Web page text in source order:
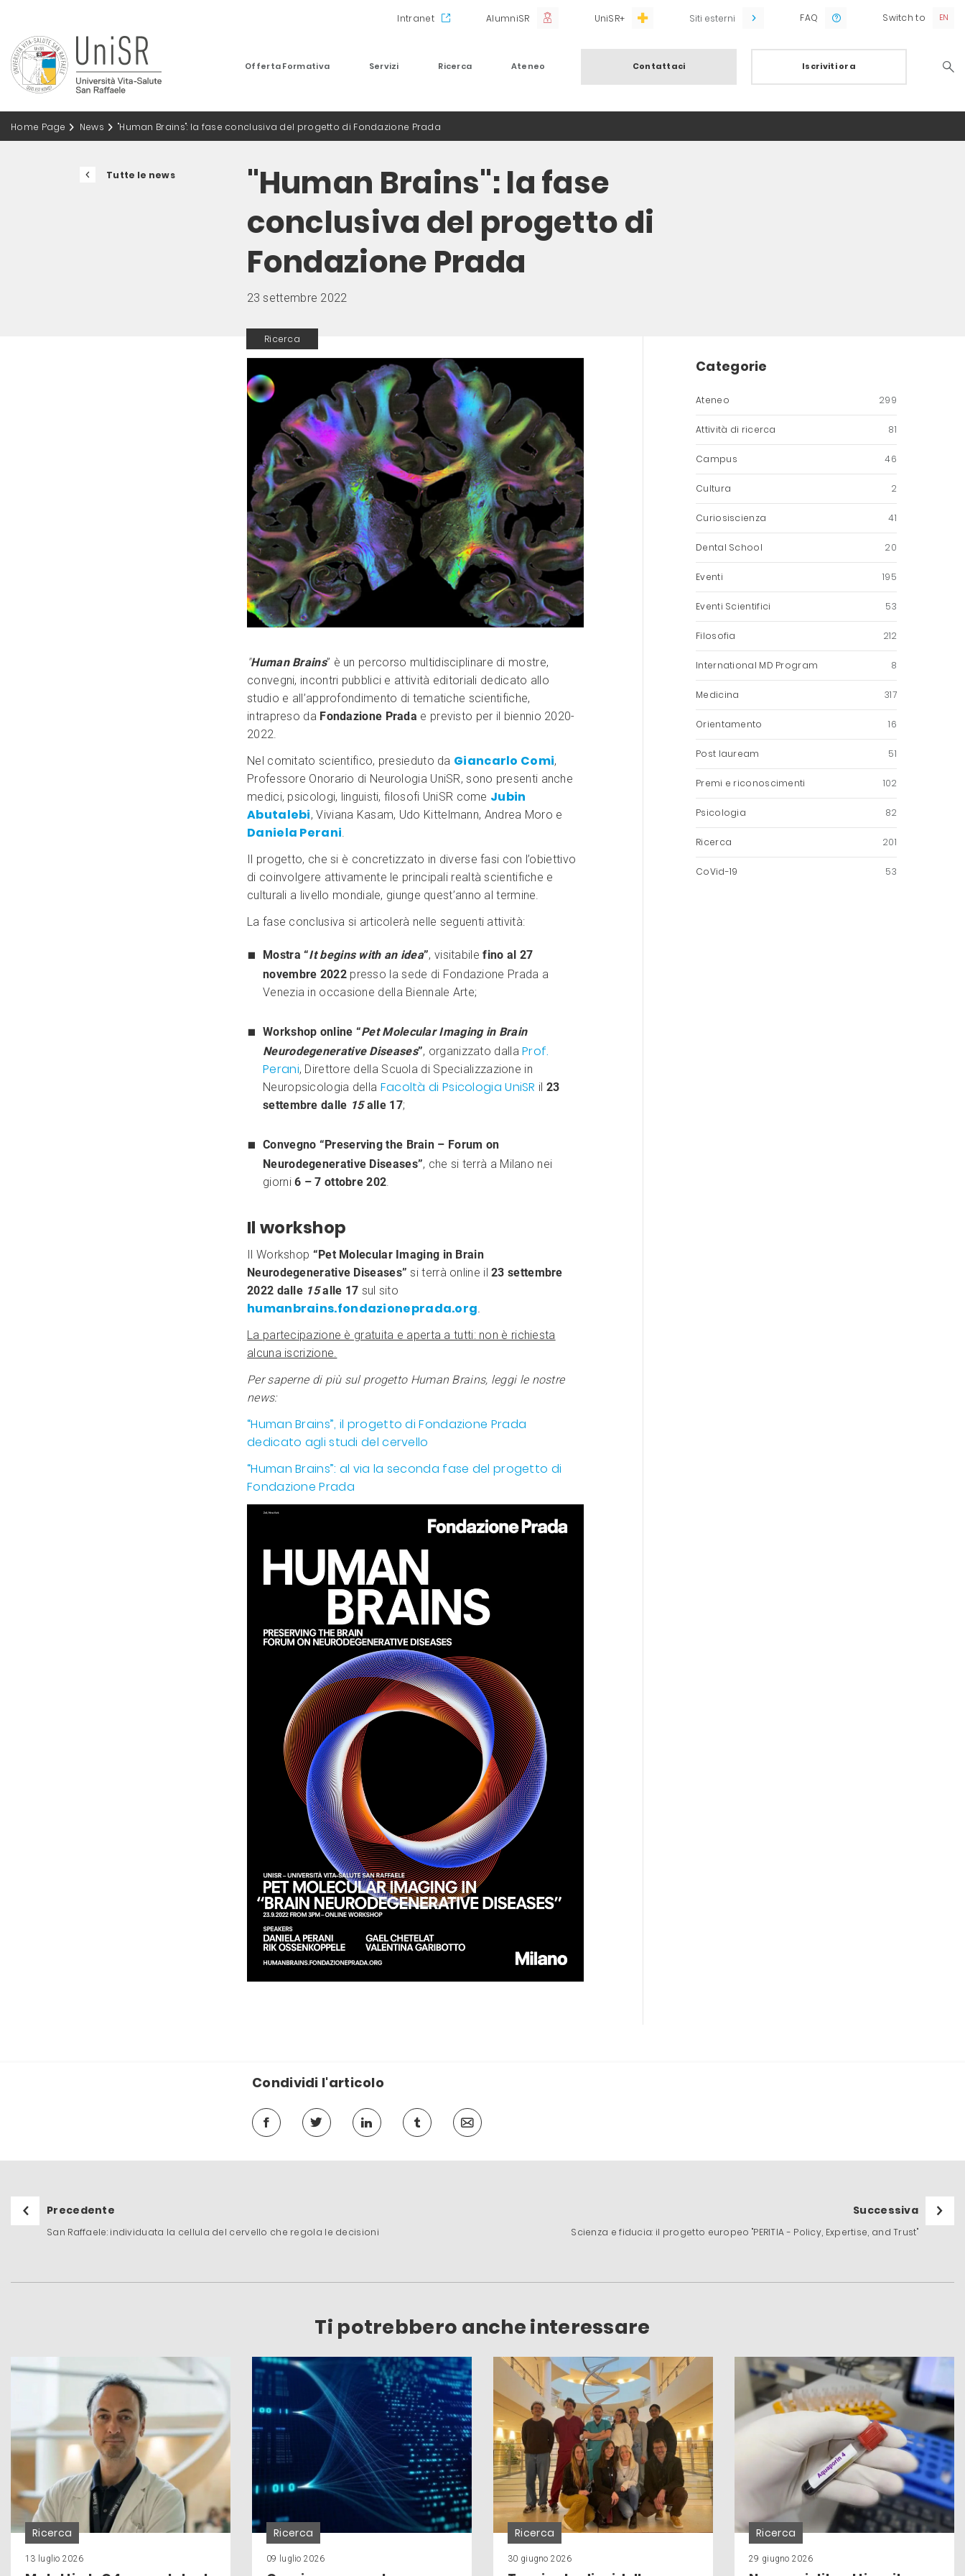
Intranet AlumniSR UniSR+ Siti esterni FAQ Switch to
Offerta Formativa Servizi Ricerca Ateneo Contattaci Iscriviti ora
Home Page News "Human Brains": la fase conclusiva del progetto di Fondazione Prada
Tutte le news
"Human Brains": la fase
conclusiva del progetto di
Fondazione Prada
23 settembre 2022
Ricerca
"Human Brains” è un percorso multidisciplinare di mostre,
convegni, incontri pubblici e attività editoriali dedicato allo
studio e all’approfondimento di tematiche scientifiche,
intrapreso daFondazione Prada e previsto per il biennio 2020-
2022.
Nel comitato scientifico, presieduto da Giancarlo Comi,
Professore Onorario di Neurologia UniSR, sono presenti anche
medici, psicologi, linguisti, filosofi UniSR come Jubin
Abutalebi, Viviana Kasam, Udo Kittelmann, Andrea Moro e
Daniela Perani.
Il progetto, che si è concretizzato in diverse fasi con l’obiettivo
di coinvolgere attivamente le principali realtà scientifiche e
culturali a livello mondiale, giunge quest’anno al termine.
La fase conclusiva si articolerà nelle seguenti attività:
Mostra “It begins with an idea”, visitabilefino al 27
novembre 2022presso la sede di Fondazione Prada a
Venezia in occasione della Biennale Arte;
Workshop online “Pet Molecular Imaging in Brain
Neurodegenerative Diseases”, organizzato dallaProf.
Perani, Direttore della Scuola di Specializzazione in
Neuropsicologia della Facoltà di Psicologia UniSR il 23
settembre dalle 15alle 17;
Convegno “Preserving the Brain – Forum on
Neurodegenerative Diseases”, che si terrà a Milano nei
giorni6 – 7 ottobre 202.
Il workshop
Il Workshop “Pet Molecular Imaging in Brain
Neurodegenerative Diseases” si terrà online il23 settembre
2022 dalle 15alle 17 sul sito
humanbrains.fondazioneprada.org.
La partecipazione è gratuita e aperta a tutti: non è richiesta
alcuna iscrizione.
Per saperne di più sul progetto Human Brains, leggi le nostre
news:
“Human Brains”, il progetto di Fondazione Prada
dedicato agli studi del cervello
“Human Brains”: al via la seconda fase del progetto di
Fondazione Prada
Categorie
Ateneo 299
Attività di ricerca 81
Campus 46
Cultura 2
Curiosiscienza 41
Dental School 20
Eventi 195
Eventi Scientifici 53
Filosofia 212
International MD Program 8
Medicina 317
Orientamento 16
Post lauream 51
Premi e riconoscimenti 102
Psicologia 82
Ricerca 201
CoVid-19 53
Condividi l'articolo
Precedente
San Raffaele: individuata la cellula del cervello che regola le decisioni
Successiva
Scienza e fiducia: il progetto europeo "PERITIA - Policy, Expertise, and Trust"
Ti potrebbero anche interessare
Ricerca
13 luglio 2026
Ricerca
09 luglio 2026
Ricerca
30 giugno 2026
Ricerca
29 giugno 2026